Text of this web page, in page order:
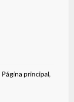
Página principal,